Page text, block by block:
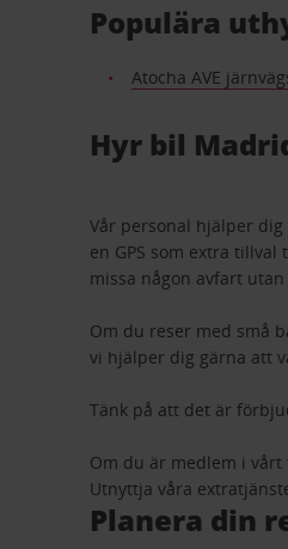
Populära
Atocha AVE
Hyr bil
Vår personal hjälper
en GPS som extra
missa någon avfart
Om du reser med små
vi hjälper dig gärna att
Tänk på att det är
Om du är medlem i
Utnyttja våra
Planera din